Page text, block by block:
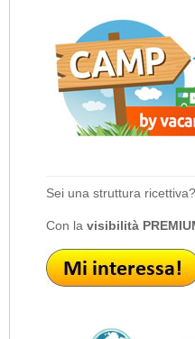
Sei una struttura ricettiva?
Con la visibilità